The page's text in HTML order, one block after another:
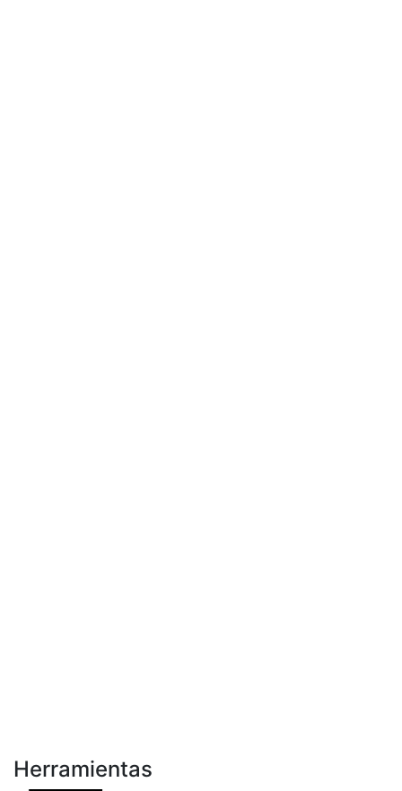
Herramientas